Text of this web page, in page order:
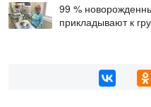
99 %
прикладывают к